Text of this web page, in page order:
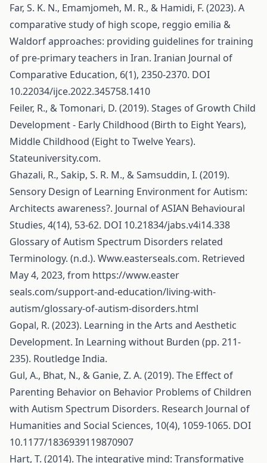
Far, S. K. N., Emamjomeh, M. R., & Hamidi, F. (2023). A
comparative study of high scope, reggio emilia &
Waldorf approaches: providing guidelines for training
of pre-primary teachers in Iran. Iranian Journal of
Comparative Education, 6(1), 2350-2370. DOI
10.22034/ijce.2022.345758.1410
Feiler, R., & Tomonari, D. (2019). Stages of Growth Child
Development - Early Childhood (Birth to Eight Years),
Middle Childhood (Eight to Twelve Years).
Stateuniversity.com.
Ghazali, R., Sakip, S. R. M., & Samsuddin, I. (2019).
Sensory Design of Learning Environment for Autism:
Architects awareness?. Journal of ASIAN Behavioural
Studies, 4(14), 53-62. DOI 10.21834/jabs.v4i14.338
Glossary of Autism Spectrum Disorders related
Terminology. (n.d.). Www.easterseals.com. Retrieved
May 4, 2023, from https://www.easter
seals.com/support-and-education/living-with-
autism/glossary-of-autism-disorders.html
Gopal, R. (2023). Learning in the Arts and Aesthetic
Development. In Learning without Burden (pp. 211-
235). Routledge India.
Gul, A., Bhat, N., & Ganie, Z. A. (2019). The Effect of
Parenting Behavior on Behavior Problems of Children
with Autism Spectrum Disorders. Research Journal of
Humanities and Social Sciences, 10(4), 1059-1065. DOI
10.1177/1836939119870907
Hart, T. (2014). The integrative mind: Transformative